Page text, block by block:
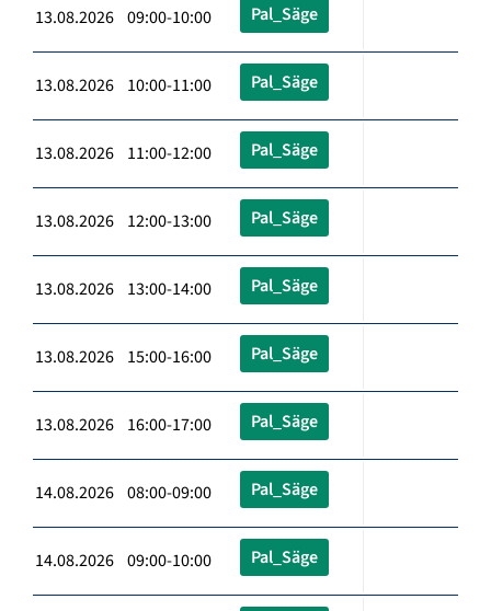
13.08.2026 09:00-10:00 Pal_Säge
13.08.2026 10:00-11:00 Pal_Säge
13.08.2026 11:00-12:00 Pal_Säge
13.08.2026 12:00-13:00 Pal_Säge
13.08.2026 13:00-14:00 Pal_Säge
13.08.2026 15:00-16:00 Pal_Säge
13.08.2026 16:00-17:00 Pal_Säge
14.08.2026 08:00-09:00 Pal_Säge
14.08.2026 09:00-10:00 Pal_Säge